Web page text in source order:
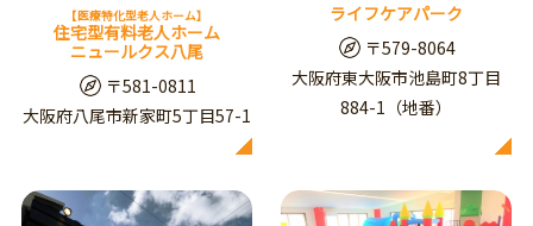
【医療特化型老人ホーム】
住宅型有料老人ホーム
ニュールクス八尾
〒581-0811
大阪府八尾市新家町5丁目57-1
ライフケアパーク
〒579-8064
大阪府東大阪市池島町8丁目
884-1（地番）